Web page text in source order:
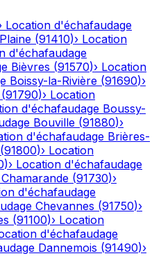
Location d'échafaudage
(91410)› Location
d'échafaudage
Bièvres (91570)› Location
Boissy-la-Rivière (91690)›
(91790)› Location
d'échafaudage Boussy-
Bouville (91880)›
d'échafaudage Brières-
(91800)› Location
)› Location d'échafaudage
Chamarande (91730)›
d'échafaudage
Chevannes (91750)›
(91100)› Location
d'échafaudage
Dannemois (91490)›